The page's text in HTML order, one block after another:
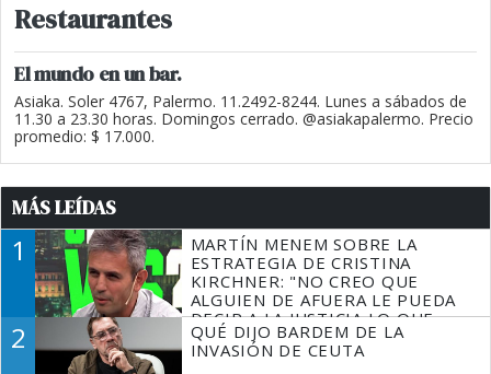
Restaurantes
El mundo en un bar.
Asiaka. Soler 4767, Palermo. 11.2492-8244. Lunes a sábados de
11.30 a 23.30 horas. Domingos cerrado. @asiakapalermo. Precio
promedio: $ 17.000.
MÁS LEÍDAS
1
MARTÍN MENEM SOBRE LA
ESTRATEGIA DE CRISTINA
KIRCHNER: "NO CREO QUE
ALGUIEN DE AFUERA LE PUEDA
DECIR A LA JUSTICIA LO QUE
TIENE QUE HACER"
2
QUÉ DIJO BARDEM DE LA
INVASIÓN DE CEUTA